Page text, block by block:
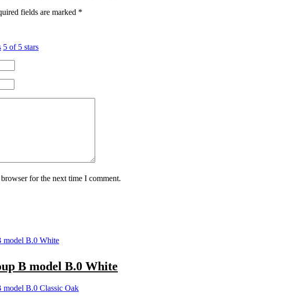
fields are marked *
5 of 5 stars
for the next time I comment.
B model B.0 White